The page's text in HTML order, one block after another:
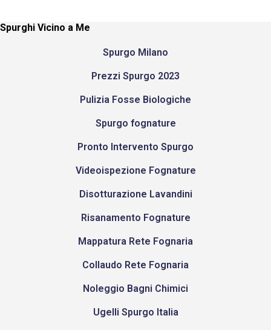
Spurghi Vicino a Me
Spurgo Milano
Prezzi Spurgo 2023
Pulizia Fosse Biologiche
Spurgo fognature
Pronto Intervento Spurgo
Videoispezione Fognature
Disotturazione Lavandini
Risanamento Fognature
Mappatura Rete Fognaria
Collaudo Rete Fognaria
Noleggio Bagni Chimici
Ugelli Spurgo Italia